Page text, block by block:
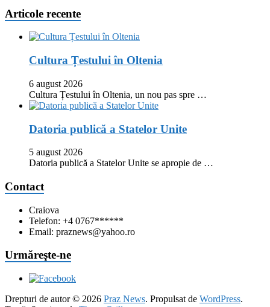
Articole recente
Cultura Țestului în Oltenia
6 august 2026
Cultura Țestului în Oltenia, un nou pas spre …
Datoria publică a Statelor Unite
5 august 2026
Datoria publică a Statelor Unite se apropie de …
Contact
Craiova
Telefon: +4 0767******
Email: praznews@yahoo.ro
Urmăreşte-ne
Drepturi de autor © 2026 Praz News. Propulsat de WordPress.